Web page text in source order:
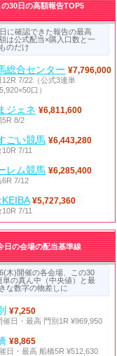
30日の高額報告TOP5
に確認できた報告の最高
は公式配当×購入口数と一
のだけ
総合センター ¥7,796,000
12R 7/22（公式3連単
口）
ジェネ ¥6,811,600
5R 8/2
ごい競馬 ¥6,443,280
10R 7/11
レム競馬 ¥6,285,400
6R 7/12
¥5,727,360
10R 7/11
日の会場の配当基準線
木)開催の各会場、この30
単の真ん中（中央値）と最
な数字の物差しに
¥7,250
催日・最高 門別1R ¥969,950
¥8,865
日・最高 船橋5R ¥512,630